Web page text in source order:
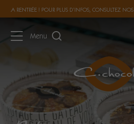
LA RENTRÉE ! POUR PLUS D’INFOS, CONSULTEZ NOS
Menu